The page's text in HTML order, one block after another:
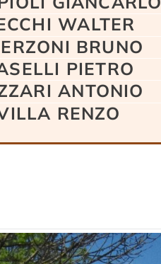
WALTER
BRUNO
PIETRO
ANTONIO
RENZO